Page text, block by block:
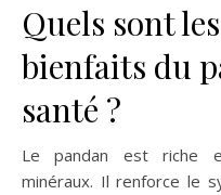
Quels sont
bienfaits du
santé ?
Le pandan est riche
minéraux. Il renforce le